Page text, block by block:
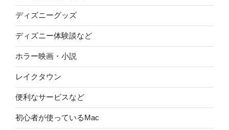
ディズニーグッズ
ディズニー体験談など
ホラー映画・小説
レイクタウン
便利なサービスなど
初心者が使っているMac